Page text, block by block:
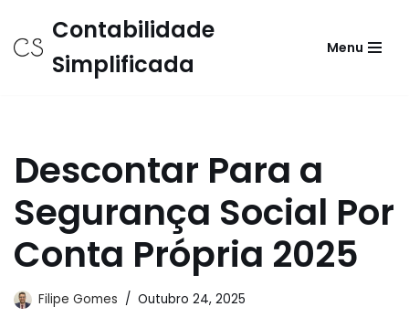
Avançar
Contabilidade
Simplificada
Menu
Descontar Para a
Segurança Social Por
Conta Própria 2025
Filipe Gomes Outubro 24, 2025